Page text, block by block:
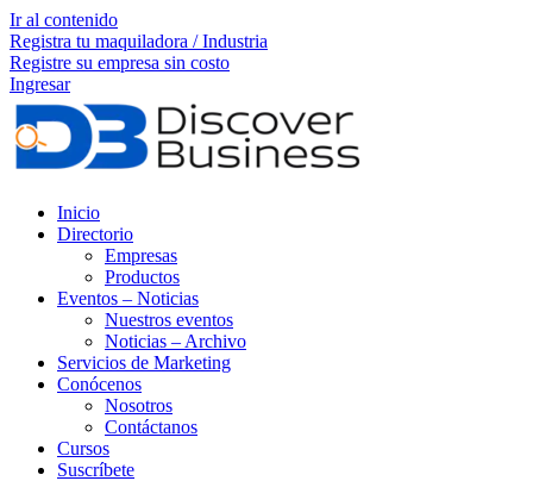
Ir al contenido
Registra tu maquiladora / Industria
Registre su empresa sin costo
Ingresar
Inicio
Directorio
Empresas
Productos
Eventos – Noticias
Nuestros eventos
Noticias – Archivo
Servicios de Marketing
Conócenos
Nosotros
Contáctanos
Cursos
Suscríbete